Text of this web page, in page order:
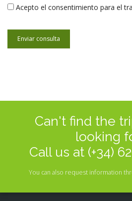
Acepto el consentimiento para el
Can't find the
looking
Call us at (+34)
You can also request information